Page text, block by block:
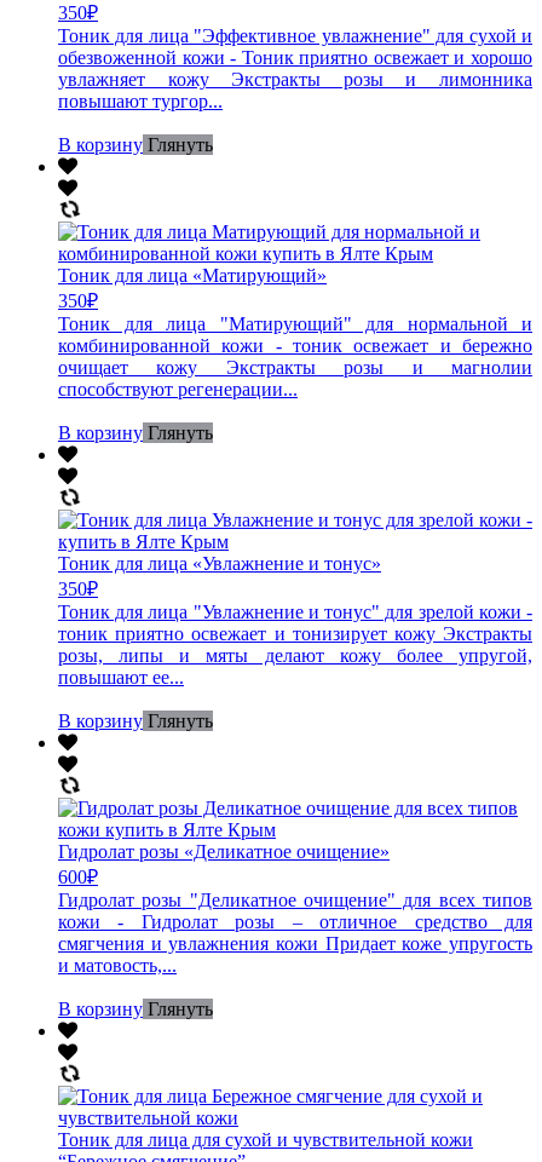
350₽
Тоник для лица "Эффективное увлажнение" для сухой и
обезвоженной кожи - Тоник приятно освежает и хорошо
увлажняет кожу Экстракты розы и лимонника
повышают тургор...
В корзину Глянуть
Тоник для лица «Матирующий»
350₽
Тоник для лица "Матирующий" для нормальной и
комбинированной кожи - тоник освежает и бережно
очищает кожу Экстракты розы и магнолии
способствуют регенерации...
В корзину Глянуть
Тоник для лица «Увлажнение и тонус»
350₽
Тоник для лица "Увлажнение и тонус" для зрелой кожи -
тоник приятно освежает и тонизирует кожу Экстракты
розы, липы и мяты делают кожу более упругой,
повышают ее...
В корзину Глянуть
Гидролат розы «Деликатное очищение»
600₽
Гидролат розы "Деликатное очищение" для всех типов
кожи - Гидролат розы – отличное средство для
смягчения и увлажнения кожи Придает коже упругость
и матовость,...
В корзину Глянуть
Тоник для лица для сухой и чувствительной кожи